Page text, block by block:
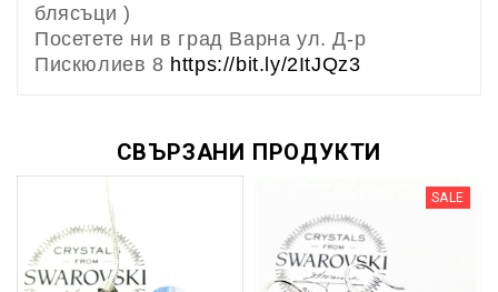
блясъци )
Посетете ни в град Варна ул. Д-р
Пискюлиев 8 https://bit.ly/2ItJQz3
СВЪРЗАНИ ПРОДУКТИ
SALE